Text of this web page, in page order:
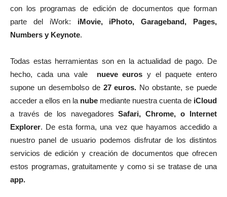
con los programas de edición de documentos que forman
parte del iWork: iMovie, iPhoto, Garageband, Pages,
Numbers y Keynote.
Todas estas herramientas son en la actualidad de pago. De
hecho, cada una vale nueve euros y el paquete entero
supone un desembolso de 27 euros. No obstante, se puede
acceder a ellos en la nube mediante nuestra cuenta de iCloud
a través de los navegadores Safari, Chrome, o Internet
Explorer. De esta forma, una vez que hayamos accedido a
nuestro panel de usuario podemos disfrutar de los distintos
servicios de edición y creación de documentos que ofrecen
estos programas, gratuitamente y como si se tratase de una
app.